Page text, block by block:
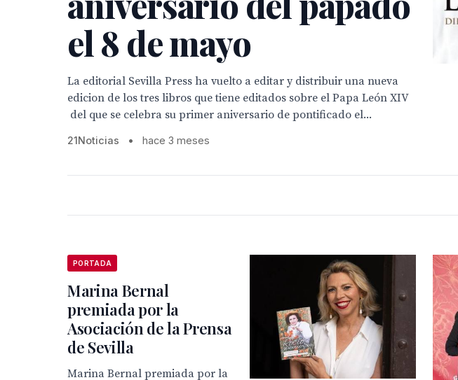
el 8 de mayo
La editorial Sevilla Press ha vuelto a editar y distribuir una nueva
edicion de los tres libros que tiene editados sobre el Papa León XIV
del que se celebra su primer aniversario de pontificado el...
21Noticias • hace 3 meses
PORTADA
Marina Bernal
premiada por la
Asociación de la Prensa
de Sevilla
Marina Bernal premiada por la